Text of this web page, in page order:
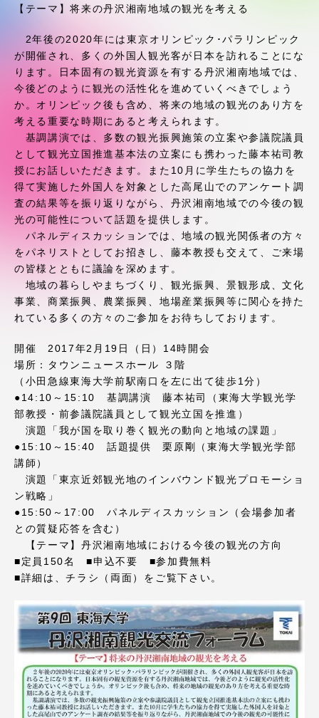
【テーマ】将来の丹沢湘南地域の観光を考える
2年後の2020年には東京オリンピック･パラリンピック
が開催され、多くの外国人観光客が日本を訪れることにな
ります。日本固有の観光資源を有する丹沢湘南地域では、
今後どのように観光の活性化を進めていくべきでしょう
か。オリンピック後も含め、将来の地域の観光のあり方を
考える重要な時期にあると考えられます。
基調講演では、多数の観光振興施策の立案や参議院議員
として観光立国推進基本法の立案にも携わった藤本祐司教
授にお話しいただきます。また10月に学生たちの協力を
得て実施した外国人を対象とした高尾山でのアンケート調
査の結果等を振り返りながら、丹沢湘南地域での今後の観
光の可能性について話題を提供します。
パネルディスカッションでは、地域の観光関係者の方々
をパネリストとしてお招きし、藤本教授も交えて、ご来場
の皆様とともに議論を深めます。
地域の暮らしやまちづくり、観光振興、景観形成、文化
事業、商業振興、農業振興、地場産業振興等に関心を持た
れている多くの方々のご参加をお待ちしております。
開催 2017年2月19日（日）14時開会
場所：タウンニュースホール ３階
（小田急線東海大学前駅南口を左に出て徒歩1分）
●14:10～15:10 基調講演 藤本祐司（東海大学観光学
部教授・前参議院議員として観光立国を推進）
演題「我が国を取り巻く観光の動向と地域の課題」
●15:10～15:40 話題提供 栗原剛（東海大学観光学部
講師）
演題「東京近郊観光地のインバウンド観光プロモーショ
ン戦略」
●15:50～17:00 パネルディスカッション（会場参加者
との質疑応答を含む）
【テーマ】丹沢湘南地域における今後の観光の方向
■定員150名 ■申込不要 ■参加費無料
■詳細は、チラシ（両面）をご覧下さい。
学生生活
グローバルネットワーク
学外連携
学園ネットワーク
各種情報・お問い合わせ
品川キャンパス 湘南キャンパス
伊勢原キャンパス 静岡キャンパス
阿蘇くまもと
臨空キャンパス
札幌キャンパス
TOKAIスポーツ
ニュースリリース